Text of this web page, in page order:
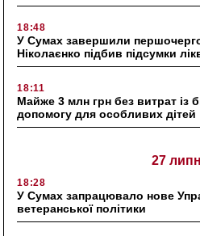
18:48
У Сумах завершили
Ніколаєнко підбив підсумки
18:11
Майже 3 млн грн без витрат із
допомогу для особливих дітей
27
18:28
У Сумах запрацювало нове
ветеранської політики